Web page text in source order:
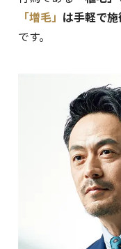
「増毛」 は手軽で
です。